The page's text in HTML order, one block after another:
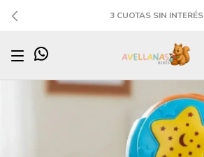
3 CUOTAS SIN INTERÉS